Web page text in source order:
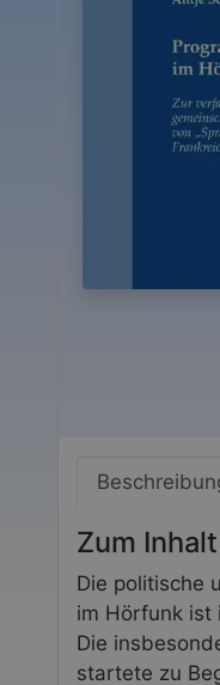
Zum Inhalt
Die politische
im Hörfunk ist
Die
startete zu